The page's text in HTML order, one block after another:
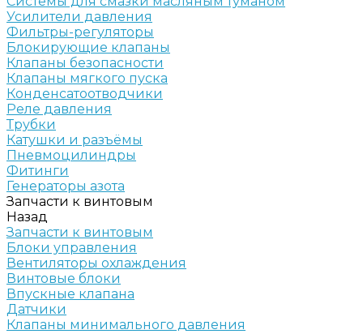
Усилители давления
Фильтры-регуляторы
Блокирующие клапаны
Клапаны безопасности
Клапаны мягкого пуска
Конденсатоотводчики
Реле давления
Трубки
Катушки и разъёмы
Пневмоцилиндры
Фитинги
Генераторы азота
Запчасти к винтовым
Назад
Запчасти к винтовым
Блоки управления
Вентиляторы охлаждения
Винтовые блоки
Впускные клапана
Датчики
Клапаны минимального давления